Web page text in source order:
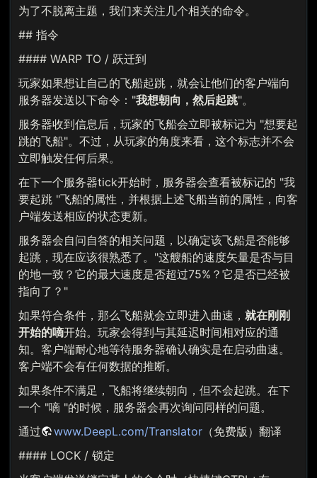
为了不脱离主题，我们来关注几个相关的命令。
## 指令
#### WARP TO / 跃迁到
玩家如果想让自己的飞船起跳，就会让他们的客户端向
服务器发送以下命令："我想朝向，然后起跳"。
服务器收到信息后，玩家的飞船会立即被标记为 "想要起
跳的飞船"。不过，从玩家的角度来看，这个标志并不会
立即触发任何后果。
在下一个服务器tick开始时，服务器会查看被标记的 "我
要起跳 "飞船的属性，并根据上述飞船当前的属性，向客
户端发送相应的状态更新。
服务器会自问自答的相关问题，以确定该飞船是否能够
起跳，现在应该很熟悉了。"这艘船的速度矢量是否与目
的地一致？它的最大速度是否超过75%？它是否已经被
指向了？"
如果符合条件，那么飞船就会立即进入曲速， 就在刚刚
开始的嘀开始。玩家会得到与其延迟时间相对应的通
知。客户端耐心地等待服务器确认确实是在启动曲速。
客户端不会有任何数据的推断。
如果条件不满足，飞船将继续朝向，但不会起跳。在下
一个 "嘀 "的时候，服务器会再次询问同样的问题。
通过
www.DeepL.com/Translator （免费版）翻译
#### LOCK / 锁定